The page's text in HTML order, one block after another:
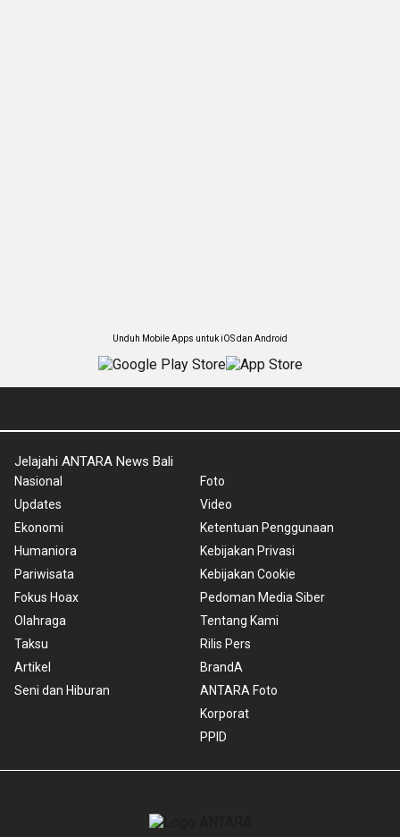
Unduh Mobile Apps untuk iOS dan Android
Jelajahi ANTARA News Bali
Nasional
Updates
Ekonomi
Humaniora
Pariwisata
Fokus Hoax
Olahraga
Taksu
Artikel
Seni dan Hiburan
Foto
Video
Ketentuan Penggunaan
Kebijakan Privasi
Kebijakan Cookie
Pedoman Media Siber
Tentang Kami
Rilis Pers
BrandA
ANTARA Foto
Korporat
PPID